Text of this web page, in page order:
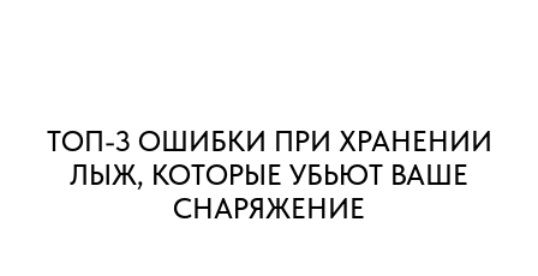
ТОП-3 ОШИБКИ ПРИ ХРАНЕНИИ
ЛЫЖ, КОТОРЫЕ УБЬЮТ ВАШЕ
СНАРЯЖЕНИЕ